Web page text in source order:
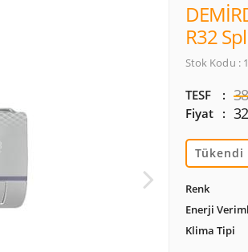
R32
Stok Kodu :
TESF
Fiyat
Tükendi
Renk
Enerji
Klima Tipi